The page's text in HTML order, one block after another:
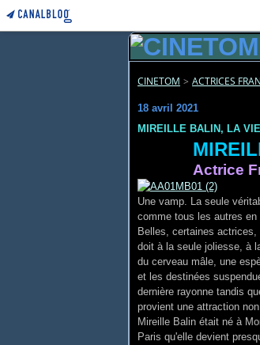
CINETOM > ACTRICES
18 avril 2021
MIREILLE BALIN, LA
Actrice
Une vamp. La seule
comme tous les autres
Belles, certaines
doit à la seule joliesse, à
du cerveau mâle, une
et les destinées
dernière rayonne tandis
provient une attraction
Mireille Balin était né à
Paris qu'elle devient